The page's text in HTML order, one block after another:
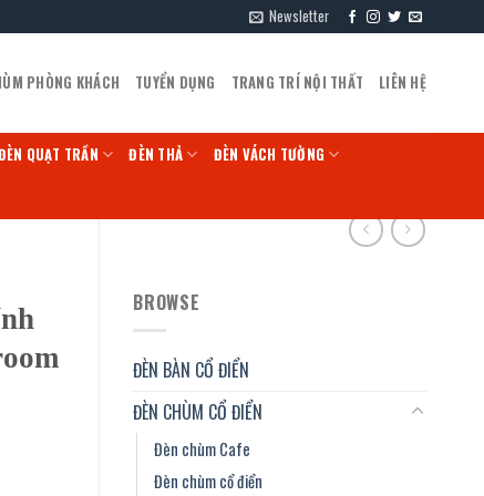
Newsletter
PHÒNG KHÁCH TUYỂN DỤNG TRANG TRÍ NỘI THẤT LIÊN HỆ
QUẠT TRẦN ĐÈN THẢ ĐÈN VÁCH TƯỜNG
BROWSE
ĐÈN BÀN CỔ ĐIỂN
ĐÈN CHÙM CỔ ĐIỂN
Đèn chùm Cafe
Đèn chùm cổ điển